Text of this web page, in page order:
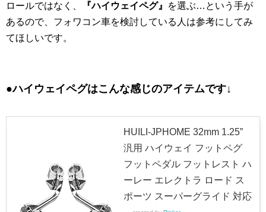
ロールではなく、
『ハイウェイペグ』
を選ぶ…という手が
あるので、フォワコン車を検討している人は参考にしてみ
てほしいです。
●ハイウェイペグはこんな感じのアイテムです↓
HUILI-JPHOME 32mm 1.25”
汎用 ハイウェイ フットペグ
フットペダル フットレスト ハ
ーレー エレクトラ ロード ス
ポーツ スーパーグライド 対応